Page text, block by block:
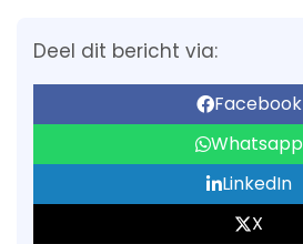
Deel dit bericht via:
Facebook
Whatsapp
LinkedIn
X